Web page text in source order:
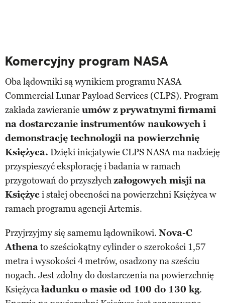
Komercyjny program NASA
Oba lądowniki są wynikiem programu NASA
Commercial Lunar Payload Services (CLPS). Program
zakłada zawieranie umów z prywatnymi firmami
na dostarczanie instrumentów naukowych i
demonstrację technologii na powierzchnię
Księżyca. Dzięki inicjatywie CLPS NASA ma nadzieję
przyspieszyć eksplorację i badania w ramach
przygotowań do przyszłychzałogowych misji na
Księżyci stałej obecności na powierzchni Księżyca w
ramach programu agencji Artemis.
Przyjrzyjmy się samemu lądownikowi. Nova-C
Athenato sześciokątny cylinder o szerokości 1,57
metra i wysokości 4 metrów, osadzony na sześciu
nogach. Jest zdolny do dostarczenia na powierzchnię
Księżycaładunku o masie od 100 do 130 kg.